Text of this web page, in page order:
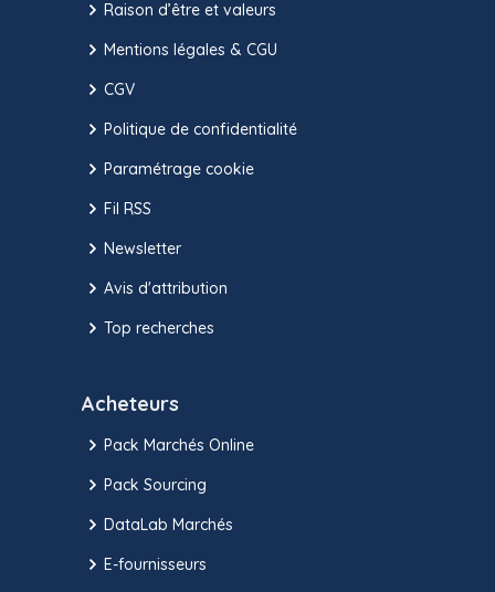
Raison d’être et valeurs
Mentions légales & CGU
CGV
Politique de confidentialité
Paramétrage cookie
Fil RSS
Newsletter
Avis d'attribution
Top recherches
Acheteurs
Pack Marchés Online
Pack Sourcing
DataLab Marchés
E-fournisseurs